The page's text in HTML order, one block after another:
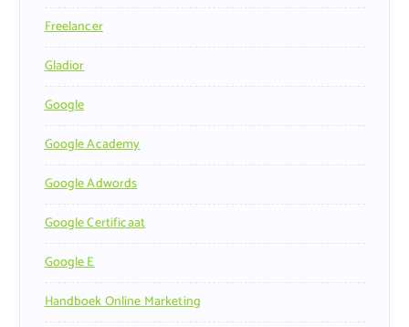
Freelancer
Gladior
Google
Google Academy
Google Adwords
Google Certificaat
Google E
Handboek Online Marketing